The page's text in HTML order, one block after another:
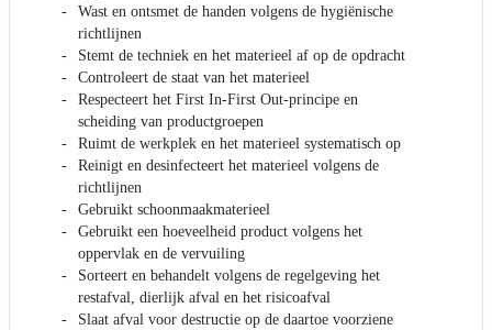
Wast en ontsmet de handen volgens de hygiënische
richtlijnen
Stemt de techniek en het materieel af op de opdracht
Controleert de staat van het materieel
Respecteert het First In-First Out-principe en
scheiding van productgroepen
Ruimt de werkplek en het materieel systematisch op
Reinigt en desinfecteert het materieel volgens de
richtlijnen
Gebruikt schoonmaakmaterieel
Gebruikt een hoeveelheid product volgens het
oppervlak en de vervuiling
Sorteert en behandelt volgens de regelgeving het
restafval, dierlijk afval en het risicoafval
Slaat afval voor destructie op de daartoe voorziene